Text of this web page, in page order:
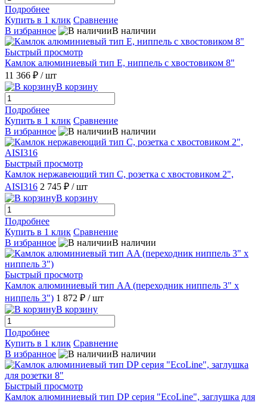
Подробнее
Купить в 1 клик Сравнение
В избранное
В наличии
Быстрый просмотр
Камлок алюминиевый тип E, ниппель с хвостовиком 8"
11 366 ₽ / шт
В корзину
Подробнее
Купить в 1 клик Сравнение
В избранное
В наличии
Быстрый просмотр
Камлок нержавеющий тип C, розетка с хвостовиком 2",
AISI316 2 745 ₽ / шт
В корзину
Подробнее
Купить в 1 клик Сравнение
В избранное
В наличии
Быстрый просмотр
Камлок алюминиевый тип AA (переходник ниппель 3" х
ниппель 3") 1 872 ₽ / шт
В корзину
Подробнее
Купить в 1 клик Сравнение
В избранное
В наличии
Быстрый просмотр
Камлок алюминиевый тип DР серия "EcoLine", заглушка для